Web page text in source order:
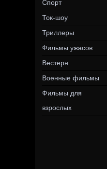
Спорт
Ток-шоу
Триллеры
Фильмы ужасов
Вестерн
Военные фильмы
Фильмы для
взрослых